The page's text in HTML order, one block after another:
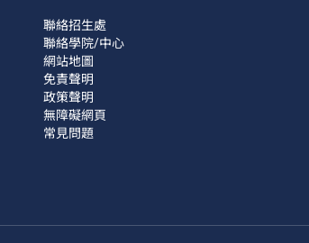
聯絡招生處
聯絡學院/中心
網站地圖
免責聲明
政策聲明
無障礙網頁
常見問題